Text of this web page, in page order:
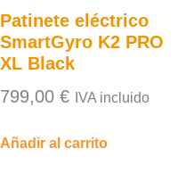
Patinete eléctrico
SmartGyro K2 PRO
XL Black
799,00 € IVA incluido
Añadir al carrito